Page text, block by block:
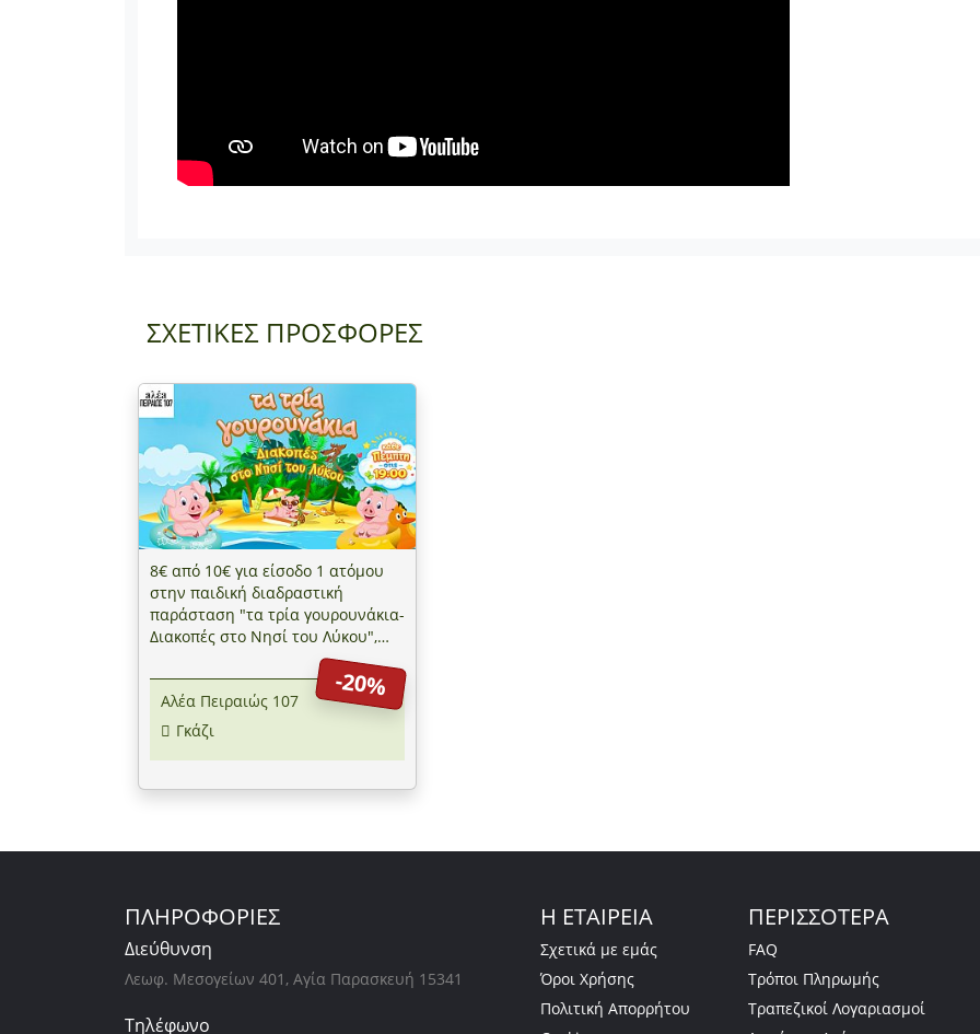
ΣΧΕΤΙΚΕΣ ΠΡΟΣΦΟΡΕΣ
8€ από 10€ για είσοδο 1 ατόμου
στην παιδική διαδραστική
παράσταση "τα τρία γουρουνάκια-
Διακοπές στο Νησί του Λύκου",
στο θερινό θέατρο "Αλέα Πειραιώς
107" στο Γκάζι
-20%
Αλέα Πειραιώς 107
Γκάζι
ΠΛΗΡΟΦΟΡΙΕΣ
Διεύθυνση
Λεωφ. Μεσογείων 401, Αγία Παρασκευή 15341
Τηλέφωνο
Η ΕΤΑΙΡΕΙΑ
Σχετικά με εμάς
Όροι Χρήσης
Πολιτική Απορρήτου
ΠΕΡΙΣΣΟΤΕΡΑ
FAQ
Τρόποι Πληρωμής
Τραπεζικοί Λογαριασμοί